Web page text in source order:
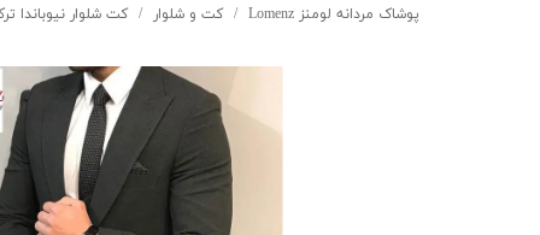
پوشاک مردانه لومنز Lomenz کت و شلوار کت شلوار نیوباندا